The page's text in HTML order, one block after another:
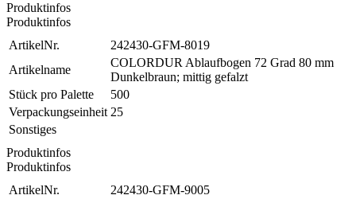
Produktinfos
Produktinfos
ArtikelNr.
242430-GFM-8019
Artikelname
COLORDUR Ablaufbogen 72 Grad 80 mm
Dunkelbraun; mittig gefalzt
Stück pro Palette
500
Verpackungseinheit 25
Sonstiges
Produktinfos
Produktinfos
ArtikelNr.
242430-GFM-9005